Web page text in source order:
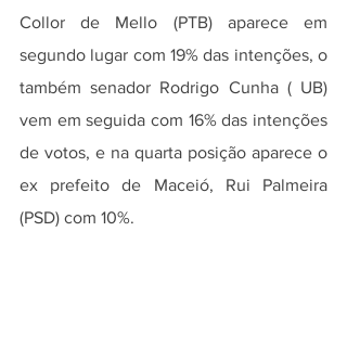
Collor de Mello (PTB) aparece em
segundo lugar com 19% das intenções, o
também senador Rodrigo Cunha ( UB)
vem em seguida com 16% das intenções
de votos, e na quarta posição aparece o
ex prefeito de Maceió, Rui Palmeira
(PSD) com 10%.